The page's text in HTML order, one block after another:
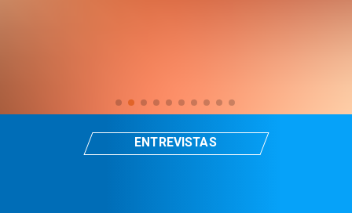
ENTREVISTAS